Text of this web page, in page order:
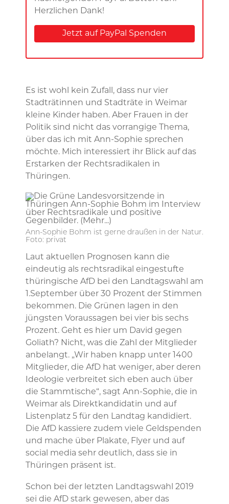
Herzlichen Dank!
Jetzt auf PayPal Spenden
Es ist wohl kein Zufall, dass nur vier
Stadträtinnen und Stadträte in Weimar
kleine Kinder haben. Aber Frauen in der
Politik sind nicht das vorrangige Thema,
über das ich mit Ann-Sophie sprechen
möchte. Mich interessiert ihr Blick auf das
Erstarken der Rechtsradikalen in
Thüringen.
Ann-Sophie Bohm ist gerne draußen in der Natur.
Foto: privat
Laut aktuellen Prognosen kann die
eindeutig als rechtsradikal eingestufte
thüringische AfD bei den Landtagswahl am
1.September über 30 Prozent der Stimmen
bekommen. Die Grünen lagen in den
jüngsten Voraussagen bei vier bis sechs
Prozent. Geht es hier um David gegen
Goliath? Nicht, was die Zahl der Mitglieder
anbelangt. „Wir haben knapp unter 1400
Mitglieder, die AfD hat weniger, aber deren
Ideologie verbreitet sich eben auch über
die Stammtische“, sagt Ann-Sophie, die in
Weimar als Direktkandidatin und auf
Listenplatz 5 für den Landtag kandidiert.
Die AfD kassiere zudem viele Geldspenden
und mache über Plakate, Flyer und auf
social media sehr deutlich, dass sie in
Thüringen präsent ist.
Schon bei der letzten Landtagswahl 2019
sei die AfD stark gewesen, aber das